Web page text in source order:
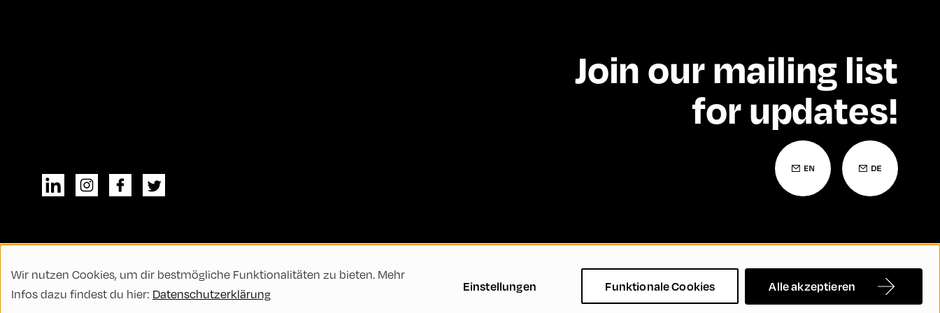
Join our mailing list
for updates!
© All rights reserved Allgemeine Geschäftsbedingungen
FAQs
Code of Conduct
Cookie Settings
Wir nutzen Cookies, um dir bestmögliche Funktionalitäten zu bieten. Mehr
Infos dazu findest du hier: Datenschutzerklärung Einstellungen Funktionale Cookies Alle akzeptieren